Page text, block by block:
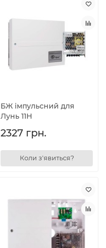
БЖ імпульсний для
Лунь 11Н
2327 грн.
Коли з'явиться?